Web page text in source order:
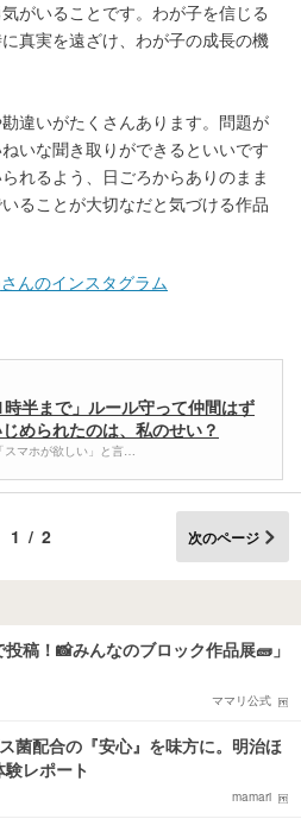
がいることです。わが子を信じる
真実を遠ざけ、わが子の成長の機
違いがたくさんあります。問題が
いな聞き取りができるといいです
れるよう、日ごろからありのまま
ることが大切なだと気づける作品
んのインスタグラム
時半まで」ルール守って仲間はず
められたのは、私のせい？
スマホが欲しい」と言…
1/2 次のページ
稿！📸みんなのブロック作品展🧱」
ママリ公式
菌配合の『安心』を味方に。明治ほ
レポート
mamari